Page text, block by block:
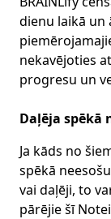
dienu laikā un
nekavējoties
progresu un
Daļēja spēkā
Ja kāds no
spēkā
vai daļēji, to
pārējie šī